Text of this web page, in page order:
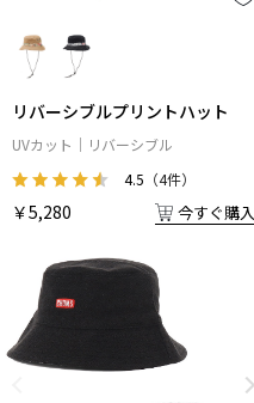
リバーシブルプリントハット
UVカット
リバーシブル
4.5 （4件）
￥5,280 今すぐ購入